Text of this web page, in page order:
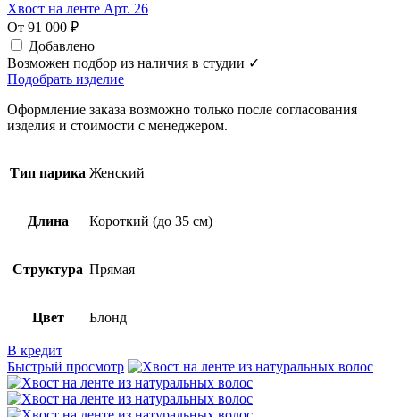
Хвост на ленте Арт. 26
От 91 000 ₽
Добавлено
Возможен подбор из наличия в студии ✓
Подобрать изделие
Оформление заказа возможно только после согласования
изделия и стоимости с менеджером.
Тип парика Женский
Длина Короткий (до 35 см)
Структура Прямая
Цвет Блонд
В кредит
Быстрый просмотр